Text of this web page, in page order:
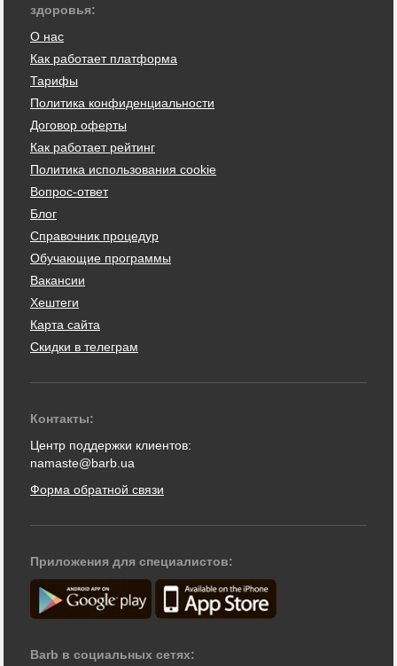
здоровья:
О нас
Как работает платформа
Тарифы
Политика конфиденциальности
Договор оферты
Как работает рейтинг
Политика использования cookie
Вопрос-ответ
Блог
Справочник процедур
Обучающие программы
Вакансии
Хештеги
Карта сайта
Скидки в телеграм
Контакты:
Центр поддержки клиентов:
namaste@barb.ua
Форма обратной связи
Приложения для специалистов:
Barb в социальных сетях: